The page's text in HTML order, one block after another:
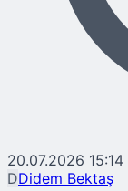
20.07.2026 15:14
DDidem Bektaş